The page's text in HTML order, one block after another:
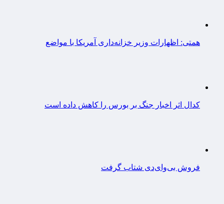
همتی: اظهارات وزیر خزانه‌داری آمریکا با مواضع
کدال اثر اخبار جنگ بر بورس را کاهش داده است
فروش بی‌وای‌دی شتاب گرفت